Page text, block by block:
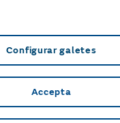
413
dissabte de 8h a
Configurar galetes
Accepta